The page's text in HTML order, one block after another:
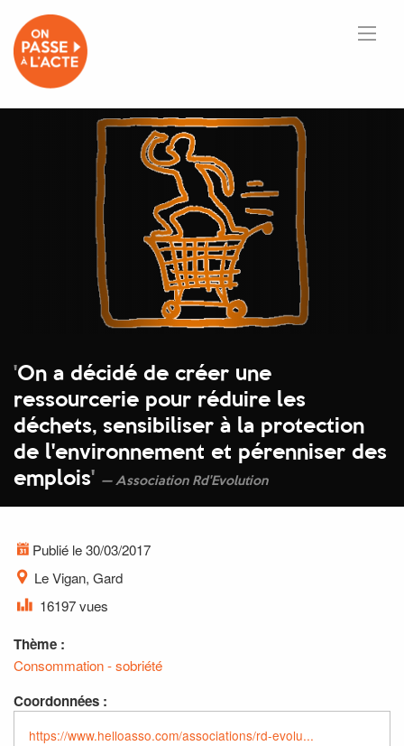
'On a décidé de créer une
ressourcerie pour réduire les
déchets, sensibiliser à la protection
de l'environnement et pérenniser des
emplois' Association Rd'Evolution
Publié le 30/03/2017
Le Vigan, Gard
16197 vues
Thème :
Consommation - sobriété
Coordonnées :
https://www.helloasso.com/associations/rd-evolu...